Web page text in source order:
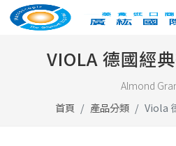
VIOLA 德國經
Almond
首頁 產品分類 Viola